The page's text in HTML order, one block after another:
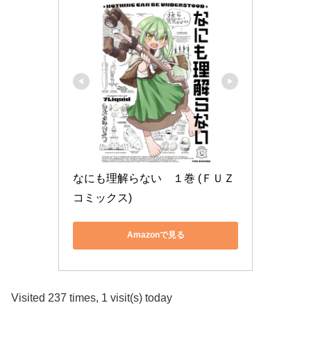
なにも理解らない　１巻 (ＦＵＺ
コミックス)
Amazonで見る
Visited 237 times, 1 visit(s) today